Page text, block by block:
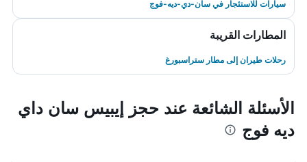
سيارات للاستئجار في سان-دي-ديه-فوج
المطارات القريبة
رحلات طيران إلى مطار ستراسبورغ
الأسئلة الشائعة عند حجز إيبيس سان داي
ديه فوج